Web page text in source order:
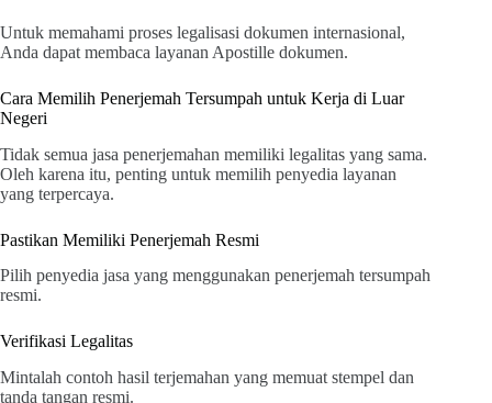
Untuk memahami proses legalisasi dokumen internasional,
Anda dapat membaca layanan Apostille dokumen.
Cara Memilih Penerjemah Tersumpah untuk Kerja di Luar
Negeri
Tidak semua jasa penerjemahan memiliki legalitas yang sama.
Oleh karena itu, penting untuk memilih penyedia layanan
yang terpercaya.
Pastikan Memiliki Penerjemah Resmi
Pilih penyedia jasa yang menggunakan penerjemah tersumpah
resmi.
Verifikasi Legalitas
Mintalah contoh hasil terjemahan yang memuat stempel dan
tanda tangan resmi.